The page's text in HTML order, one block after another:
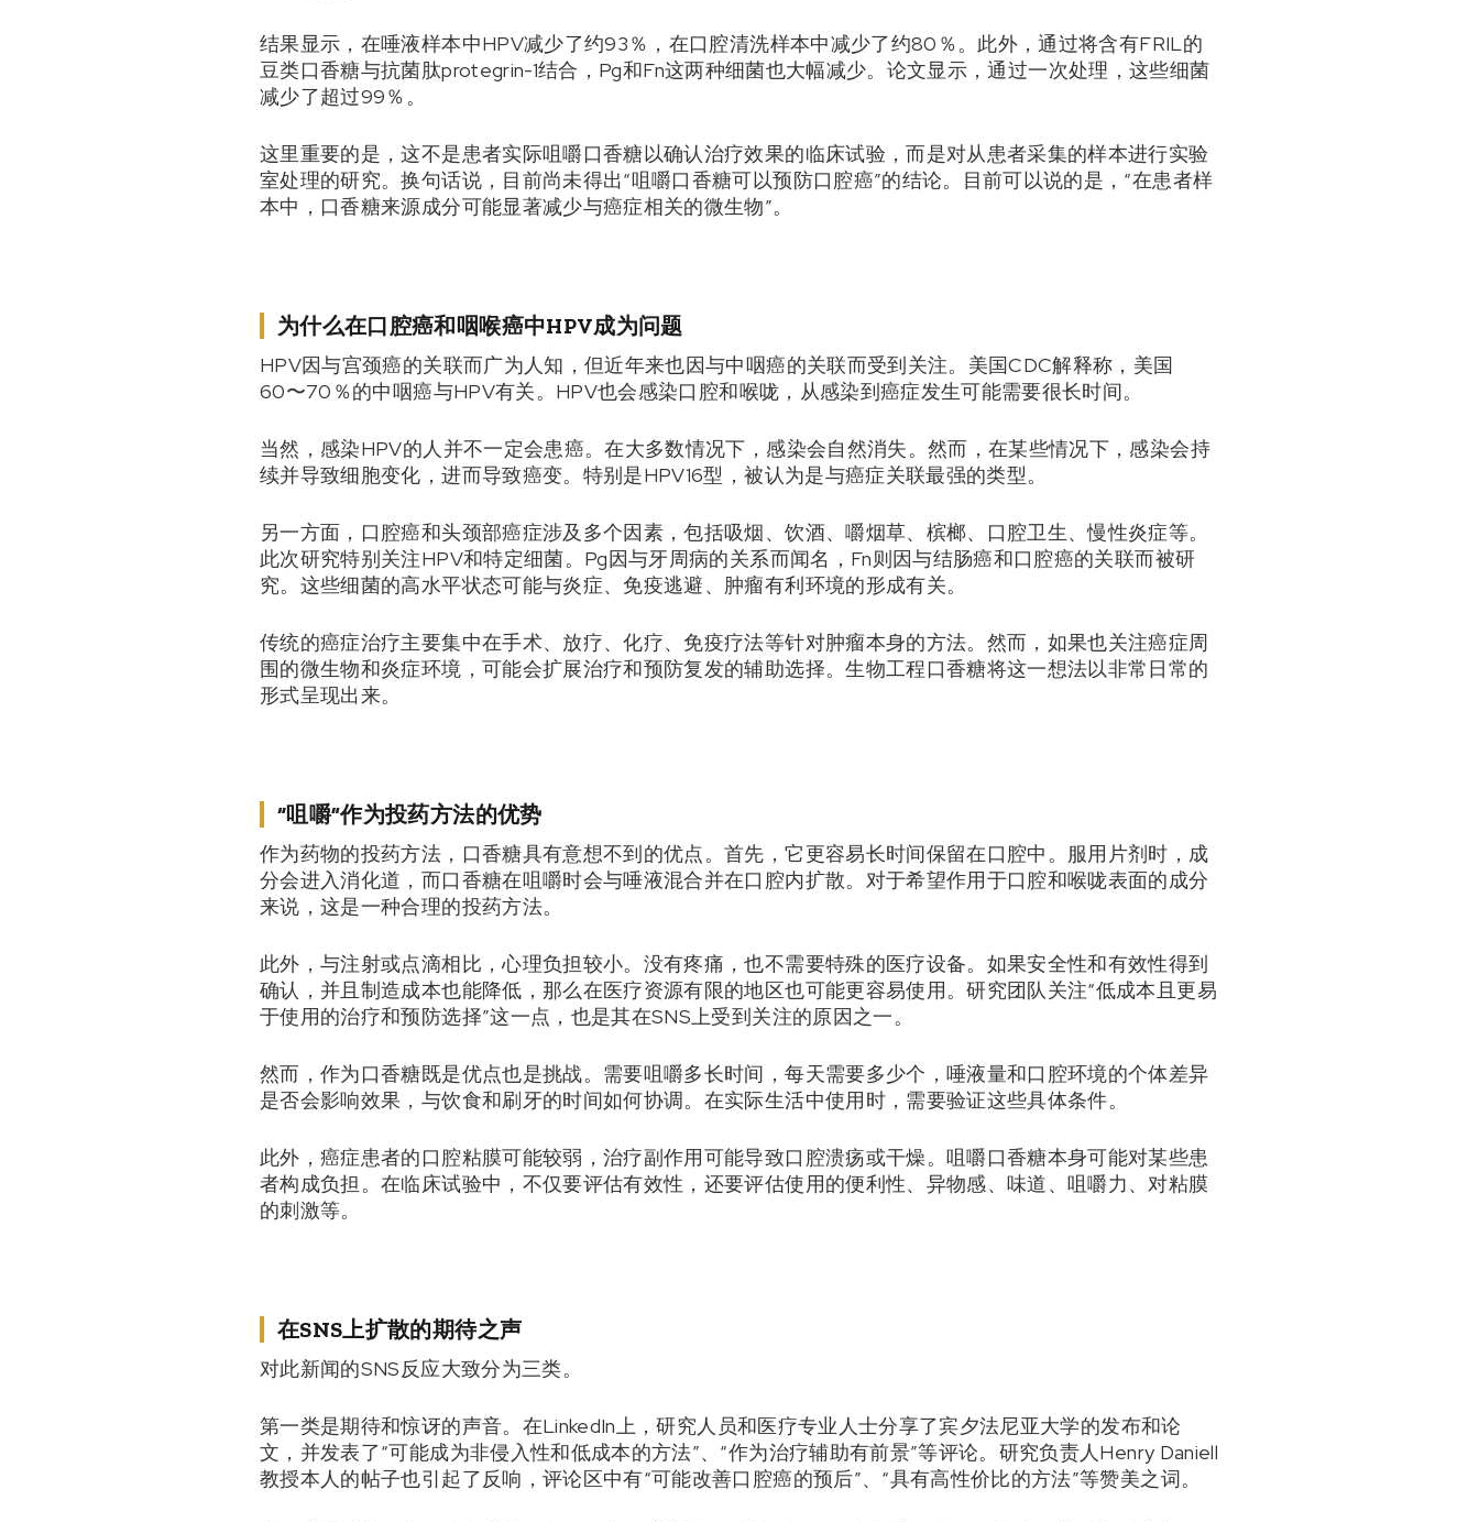
结果显示，在唾液样本中HPV减少了约93％，在口腔清洗样本中减少了约80％。此外，通过将含有FRIL的
豆类口香糖与抗菌肽protegrin-1结合，Pg和Fn这两种细菌也大幅减少。论文显示，通过一次处理，这些细菌
减少了超过99％。
这里重要的是，这不是患者实际咀嚼口香糖以确认治疗效果的临床试验，而是对从患者采集的样本进行实验
室处理的研究。换句话说，目前尚未得出“咀嚼口香糖可以预防口腔癌”的结论。目前可以说的是，“在患者样
本中，口香糖来源成分可能显著减少与癌症相关的微生物”。
为什么在口腔癌和咽喉癌中HPV成为问题
HPV因与宫颈癌的关联而广为人知，但近年来也因与中咽癌的关联而受到关注。美国CDC解释称，美国
60〜70％的中咽癌与HPV有关。HPV也会感染口腔和喉咙，从感染到癌症发生可能需要很长时间。
当然，感染HPV的人并不一定会患癌。在大多数情况下，感染会自然消失。然而，在某些情况下，感染会持
续并导致细胞变化，进而导致癌变。特别是HPV16型，被认为是与癌症关联最强的类型。
另一方面，口腔癌和头颈部癌症涉及多个因素，包括吸烟、饮酒、嚼烟草、槟榔、口腔卫生、慢性炎症等。
此次研究特别关注HPV和特定细菌。Pg因与牙周病的关系而闻名，Fn则因与结肠癌和口腔癌的关联而被研
究。这些细菌的高水平状态可能与炎症、免疫逃避、肿瘤有利环境的形成有关。
传统的癌症治疗主要集中在手术、放疗、化疗、免疫疗法等针对肿瘤本身的方法。然而，如果也关注癌症周
围的微生物和炎症环境，可能会扩展治疗和预防复发的辅助选择。生物工程口香糖将这一想法以非常日常的
形式呈现出来。
“咀嚼”作为投药方法的优势
作为药物的投药方法，口香糖具有意想不到的优点。首先，它更容易长时间保留在口腔中。服用片剂时，成
分会进入消化道，而口香糖在咀嚼时会与唾液混合并在口腔内扩散。对于希望作用于口腔和喉咙表面的成分
来说，这是一种合理的投药方法。
此外，与注射或点滴相比，心理负担较小。没有疼痛，也不需要特殊的医疗设备。如果安全性和有效性得到
确认，并且制造成本也能降低，那么在医疗资源有限的地区也可能更容易使用。研究团队关注“低成本且更易
于使用的治疗和预防选择”这一点，也是其在SNS上受到关注的原因之一。
然而，作为口香糖既是优点也是挑战。需要咀嚼多长时间，每天需要多少个，唾液量和口腔环境的个体差异
是否会影响效果，与饮食和刷牙的时间如何协调。在实际生活中使用时，需要验证这些具体条件。
此外，癌症患者的口腔粘膜可能较弱，治疗副作用可能导致口腔溃疡或干燥。咀嚼口香糖本身可能对某些患
者构成负担。在临床试验中，不仅要评估有效性，还要评估使用的便利性、异物感、味道、咀嚼力、对粘膜
的刺激等。
在SNS上扩散的期待之声
对此新闻的SNS反应大致分为三类。
第一类是期待和惊讶的声音。在LinkedIn上，研究人员和医疗专业人士分享了宾夕法尼亚大学的发布和论
文，并发表了“可能成为非侵入性和低成本的方法”、“作为治疗辅助有前景”等评论。研究负责人Henry Daniell
教授本人的帖子也引起了反响，评论区中有“可能改善口腔癌的预后”、“具有高性价比的方法”等赞美之词。